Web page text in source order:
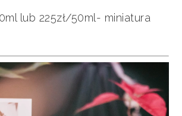
lub 225zł/50ml- miniatura